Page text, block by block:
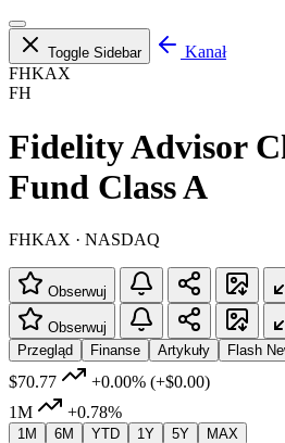
Toggle Sidebar
Kanał
FHKAX
FH
Fidelity Advisor
Fund Class A
FHKAX · NASDAQ
Obserwuj
Obserwuj
Przegląd
Finanse Artykuły Flash
$70.77 +0.00% (+$0.00)
1M
+0.78%
1M 6M YTD 1Y 5Y MAX